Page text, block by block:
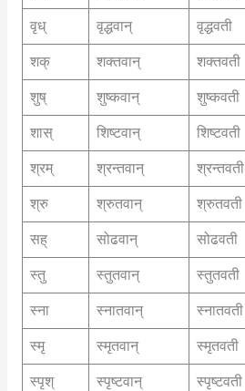
वृध् वृद्धवान् वृद्धवती
शक् शक्तवान् शक्तवती
शुष् शुष्कवान् शुष्कवती
शास् शिष्टवान् शिष्टवती
श्रम् श्रन्तवान् श्रन्तवती
श्रु श्रुतवान् श्रुतवती
सह् सोढवान् सोढवती
स्तु स्तुतवान् स्तुतवती
स्ना स्नातवान् स्नातवती
स्मृ स्मृतवान् स्मृतवती
स्पृश् स्पृष्टवान् स्पृष्टवती